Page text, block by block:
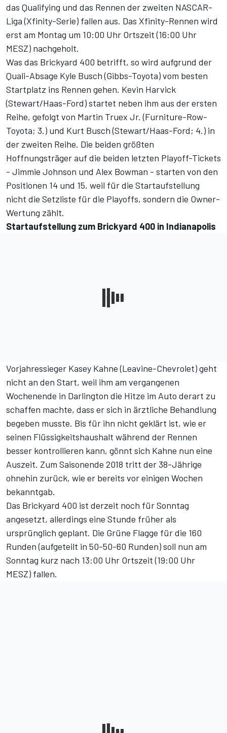
das Qualifying und das Rennen der zweiten NASCAR-
Liga (Xfinity-Serie) fallen aus. Das Xfinity-Rennen wird
erst am Montag um 10:00 Uhr Ortszeit (16:00 Uhr
MESZ) nachgeholt.
Was das Brickyard 400 betrifft, so wird aufgrund der
Quali-Absage Kyle Busch (Gibbs-Toyota) vom besten
Startplatz ins Rennen gehen. Kevin Harvick
(Stewart/Haas-Ford) startet neben ihm aus der ersten
Reihe, gefolgt von Martin Truex Jr. (Furniture-Row-
Toyota; 3.) und Kurt Busch (Stewart/Haas-Ford; 4.) in
der zweiten Reihe. Die beiden größten
Hoffnungsträger auf die beiden letzten Playoff-Tickets
- Jimmie Johnson und Alex Bowman - starten von den
Positionen 14 und 15, weil für die Startaufstellung
nicht die Setzliste für die Playoffs, sondern die Owner-
Wertung zählt.
Startaufstellung zum Brickyard 400 in Indianapolis
Vorjahressieger Kasey Kahne (Leavine-Chevrolet) geht
nicht an den Start, weil ihm am vergangenen
Wochenende in Darlington die Hitze im Auto derart zu
schaffen machte, dass er sich in ärztliche Behandlung
begeben musste. Bis für ihn nicht geklärt ist, wie er
seinen Flüssigkeitshaushalt während der Rennen
besser kontrollieren kann, gönnt sich Kahne nun eine
Auszeit. Zum Saisonende 2018 tritt der 38-Jährige
ohnehin zurück, wie er bereits vor einigen Wochen
bekanntgab.
Das Brickyard 400 ist derzeit noch für Sonntag
angesetzt, allerdings eine Stunde früher als
ursprünglich geplant. Die Grüne Flagge für die 160
Runden (aufgeteilt in 50-50-60 Runden) soll nun am
Sonntag kurz nach 13:00 Uhr Ortszeit (19:00 Uhr
MESZ) fallen.